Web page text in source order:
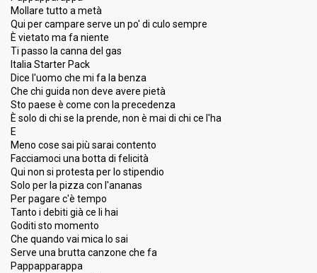
Mollare tutto a metà
Qui per campare serve un po' di culo sempre
È vietato ma fa niente
Ti passo la canna del gas
Italia Starter Pack
Dice l'uomo che mi fa la benza
Che chi guida non deve avere pietà
Sto paese è come con la precedenza
È solo di chi se la prende, non è mai di chi ce l'ha
E
Meno cose sai più sarai contento
Facciamoci una botta di felicità
Qui non si protesta per lo stipendio
Solo per la pizza con l'ananas
Per pagare c'è tempo
Tanto i debiti già ce li hai
Goditi sto momento
Che quando vai mica lo sai
Serve una brutta canzone che fa
Pappapparappa